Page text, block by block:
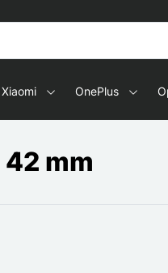
Xiaomi OnePlus
mm